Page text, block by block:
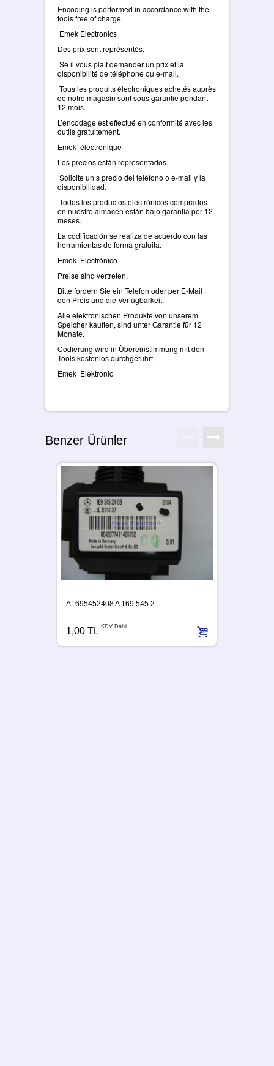
Encoding is performed in accordance with the
tools free of charge.
Emek Electronics
Des prix sont représentés.
Se il vous plaît demander un prix et la
disponibilité de téléphone ou e-mail.
Tous les produits électroniques achetés auprès
de notre magasin sont sous garantie pendant
12 mois.
L’encodage est effectué en conformité avec les
outils gratuitement.
Emek électronique
Los precios están representados.
Solicite un s precio del teléfono o e-mail y la
disponibilidad.
Todos los productos electrónicos comprados
en nuestro almacén están bajo garantía por 12
meses.
La codificación se realiza de acuerdo con las
herramientas de forma gratuita.
Emek Electrónico
Preise sind vertreten.
Bitte fordern Sie ein Telefon oder per E-Mail
den Preis und die Verfügbarkeit.
Alle elektronischen Produkte von unserem
Speicher kauften, sind unter Garantie für 12
Monate.
Codierung wird in Übereinstimmung mit den
Tools kostenlos durchgeführt.
Emek Elektronic
Benzer Ürünler
A1695452408 A 169 545 2...
1,00 TL KDV Dahil